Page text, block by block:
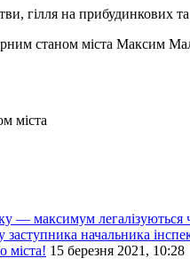
гілля на прибудинкових та
станом міста
міста
— максимум легалізуються
начальника
міста! 15 березня 2021, 10:28